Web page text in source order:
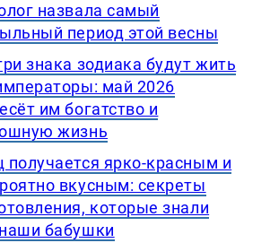
назвала самый
период этой весны
знака зодиака будут жить
май 2026
им богатство и
жизнь
получается ярко-красным и
вкусным: секреты
которые знали
бабушки